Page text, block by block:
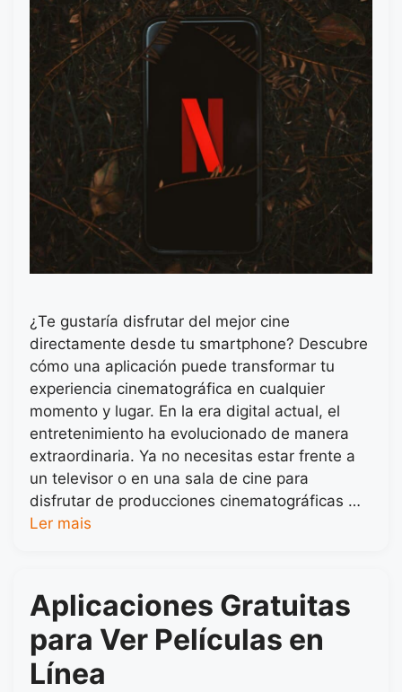
¿Te gustaría disfrutar del mejor cine
directamente desde tu smartphone? Descubre
cómo una aplicación puede transformar tu
experiencia cinematográfica en cualquier
momento y lugar. En la era digital actual, el
entretenimiento ha evolucionado de manera
extraordinaria. Ya no necesitas estar frente a
un televisor o en una sala de cine para
disfrutar de producciones cinematográficas …
Ler mais
Aplicaciones Gratuitas
para Ver Películas en
Línea